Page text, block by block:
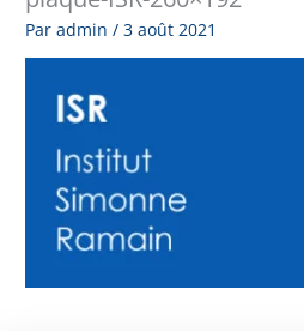
Paradmin/3 août 2021